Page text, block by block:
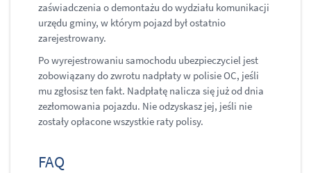
zaświadczenia o demontażu do wydziału komunikacji
urzędu gminy, w którym pojazd był ostatnio
zarejestrowany.
Po wyrejestrowaniu samochodu ubezpieczyciel jest
zobowiązany do zwrotu nadpłaty w polisie OC, jeśli
mu zgłosisz ten fakt. Nadpłatę nalicza się już od dnia
zezłomowania pojazdu. Nie odzyskasz jej, jeśli nie
zostały opłacone wszystkie raty polisy.
FAQ